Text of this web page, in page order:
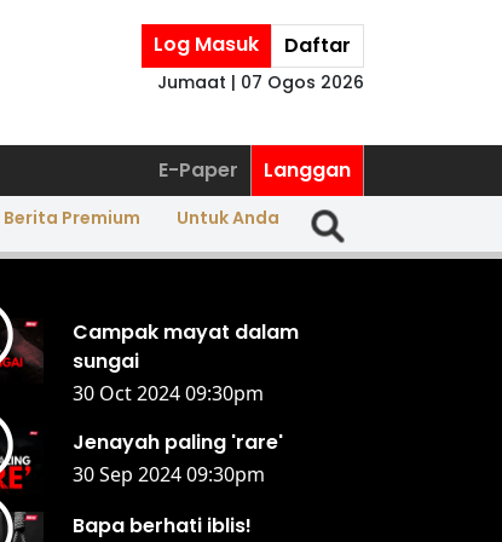
Log Masuk Daftar
Jumaat | 07 Ogos 2026
E-Paper Langgan
Berita Premium Untuk Anda
Campak mayat dalam
sungai
30 Oct 2024 09:30pm
Jenayah paling 'rare'
30 Sep 2024 09:30pm
Bapa berhati iblis!